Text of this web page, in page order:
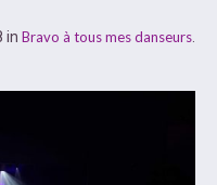
in Bravo à tous mes danseurs